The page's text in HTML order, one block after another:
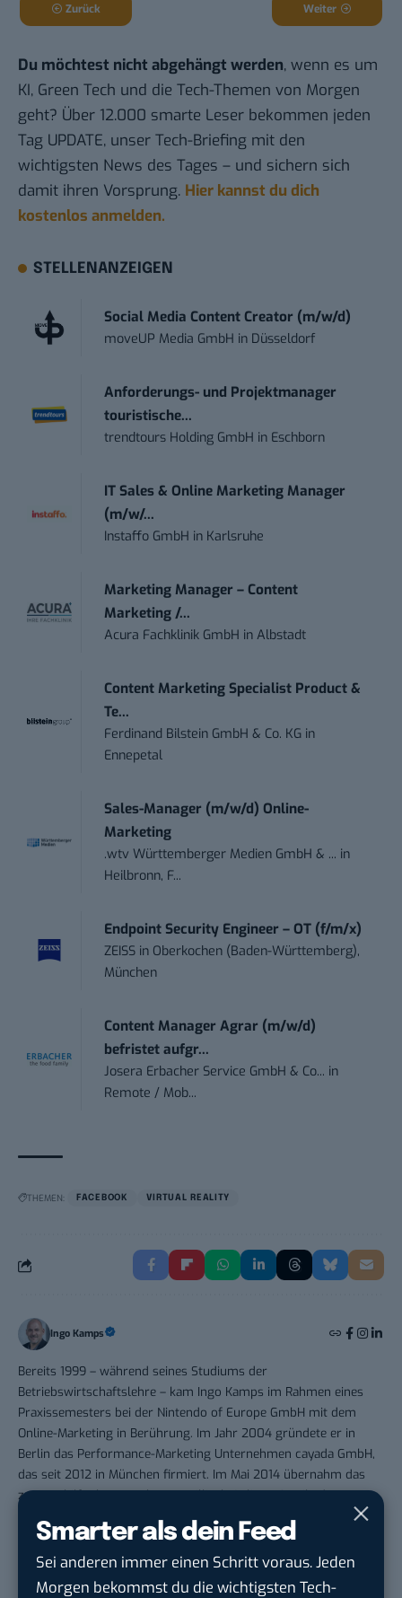
Smarter als dein Feed
Sei anderen immer einen Schritt voraus. Jeden
Morgen bekommst du die wichtigsten Tech-
Zurück Weiter
Du möchtest nicht abgehängt werden, wenn es um
KI, Green Tech und die Tech-Themen von Morgen
geht? Über 12.000 smarte Leser bekommen jeden
Tag UPDATE, unser Tech-Briefing mit den
wichtigsten News des Tages – und sichern sich
damit ihren Vorsprung. Hier kannst du dich
kostenlos anmelden.
STELLENANZEIGEN
Social Media Content Creator (m/w/d)
moveUP Media GmbH in Düsseldorf
Anforderungs- und Projektmanager
touristische...
trendtours Holding GmbH in Eschborn
IT Sales & Online Marketing Manager
(m/w/...
Instaffo GmbH in Karlsruhe
Marketing Manager – Content
Marketing /...
Acura Fachklinik GmbH inAlbstadt
Content Marketing Specialist Product &
Te...
Ferdinand Bilstein GmbH & Co. KG in
Ennepetal
Sales-Manager (m/w/d) Online-
Marketing
.wtv Württemberger Medien GmbH & ... in
Heilbronn, F...
Endpoint Security Engineer – OT (f/m/x)
ZEISS in Oberkochen (Baden-Württemberg),
München
Content Manager Agrar (m/w/d)
befristet aufgr...
Josera Erbacher Service GmbH & Co... in
Remote / Mob...
THEMEN: FACEBOOK VIRTUAL REALITY
Ingo Kamps
Bereits 1999 – während seines Studiums der
Betriebswirtschaftslehre – kam Ingo Kamps im Rahmen eines
Praxissemesters bei der Nintendo of Europe GmbH mit dem
Online-Marketing in Berührung. Im Jahr 2004 gründete er in
Berlin das Performance-Marketing Unternehmen cayada GmbH,
das seit 2012 in München firmiert. Im Mai 2014 übernahm das
zum Mobilfunkunternehmen Drillisch Online AG Teile der zu
cayada gehörenden Online-Assets. Ingo Kamps verantwortete
diese Assets bis 2016 innerhalb der Drillisch AG und war
darüber hinaus für die Bereiche Multichannel, Mobile Marketing
und Programmatic Advertising verantwortlich. Seit Juni 2016